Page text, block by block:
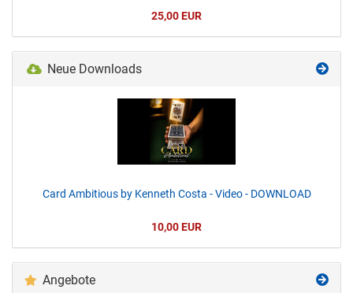
25,00 EUR
Neue Downloads
Card Ambitious by Kenneth Costa - Video - DOWNLOAD
10,00 EUR
Angebote